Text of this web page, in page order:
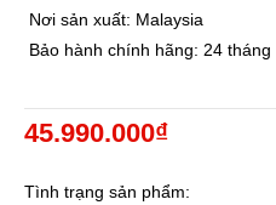
Nơi sản xuất: Malaysia
Bảo hành chính hãng: 24 tháng
45.990.000₫
Tình trạng sản phẩm: